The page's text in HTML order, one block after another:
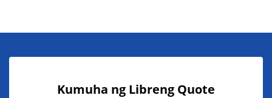
Kumuha ng Libreng Quote